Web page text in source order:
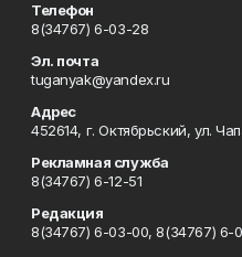
Телефон
8(34767) 6-03-28
Эл. почта
tuganyak@yandex.ru
Адрес
452614, г. Октябрьский, ул.
Рекламная служба
8(34767) 6-12-51
Редакция
8(34767) 6-03-00, 8(34767) 6-